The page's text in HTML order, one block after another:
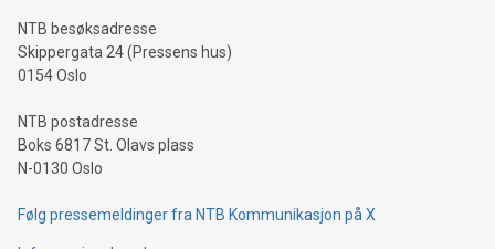
NTB besøksadresse
Skippergata 24 (Pressens hus)
0154 Oslo
NTB postadresse
Boks 6817 St. Olavs plass
N-0130 Oslo
Følg pressemeldinger fra NTB Kommunikasjon på X